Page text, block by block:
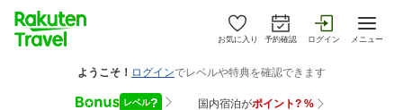
お気に入り 予約確認 ログイン メニュー